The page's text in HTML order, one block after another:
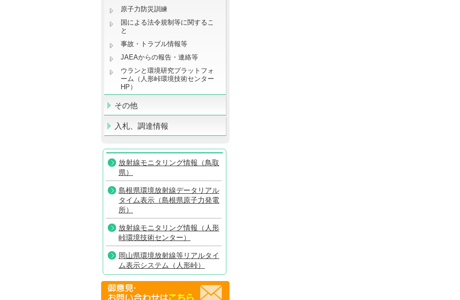
原子力防災訓練
国による法令規制等に関するこ
と
事故・トラブル情報等
JAEAからの報告・連絡等
ウランと環境研究プラットフォ
ーム（人形峠環境技術センター
HP）
その他
入札、調達情報
放射線モニタリング情報（鳥取
県）
島根県環境放射線データリアル
タイム表示（島根県原子力発電
所）
放射線モニタリング情報（人形
峠環境技術センター）
岡山県環境放射線等リアルタイ
ム表示システム（人形峠）
放射線モニタリング情報共有・
公表システム（原子力規制委員